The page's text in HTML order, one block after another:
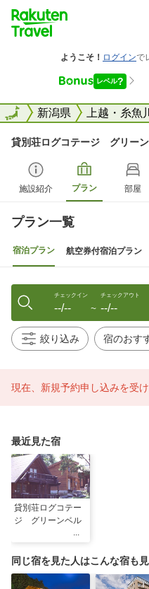
全国新潟県 上越・糸魚
全国
貸別荘ログコテージ グリー
施設紹介 プラン 部屋
プラン一覧
宿泊プラン 航空券付宿泊プラン
チェックイン
--/-- 〜
チェックアウト
--/--
絞り込み
現在、新規予約申し込みを受
最近見た宿
貸別荘ログコテー
ジ グリーンベル
同じ宿を見た人はこんな宿も